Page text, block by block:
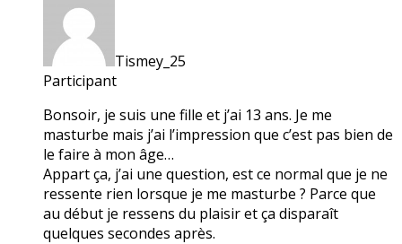
Tismey_25
Participant
Bonsoir, je suis une fille et j’ai 13 ans. Je me
masturbe mais j’ai l’impression que c’est pas bien de
le faire à mon âge…
Appart ça, j’ai une question, est ce normal que je ne
ressente rien lorsque je me masturbe ? Parce que
au début je ressens du plaisir et ça disparaît
quelques secondes après.